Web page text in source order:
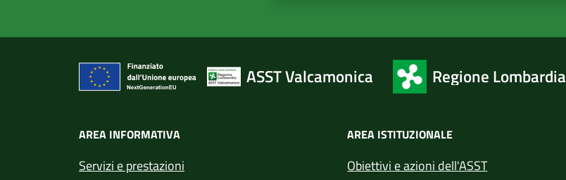
ASST Valcamonica Regione Lombardia
AREA INFORMATIVA
Servizi e prestazioni
AREA ISTITUZIONALE
Obiettivi e azioni dell'ASST